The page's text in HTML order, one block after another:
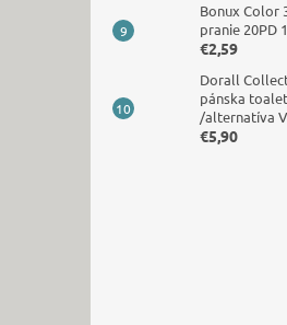
Bonux Color
pranie 20PD
€2,59
Dorall
pánska
/alternatíva
€5,90